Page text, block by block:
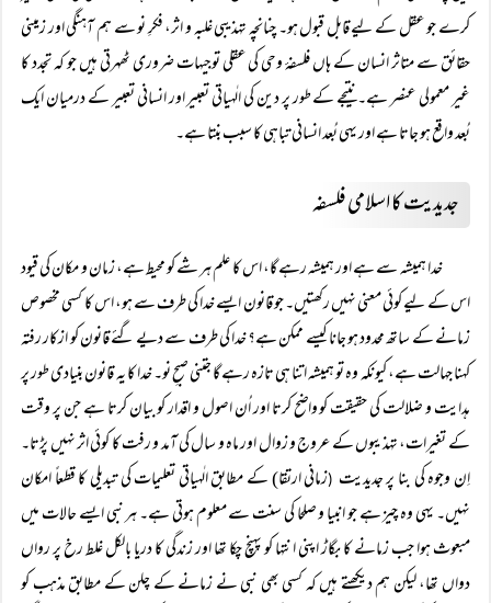
کرے جو عقل کے لیے قابل قبول ہو۔ چنانچہ تہذیبی غلبہ و اثر، فکرِ نو سے ہم آہنگی اور زمینی
حقائق سے متاثر انسان کے ہاں فلسفۂ وحی کی عقلی توجیہات ضروری ٹھہرتی ہیں جو کہ تجدد کا
غیر معمولی عنصر ہے۔ نتیجے کے طور پر دین کی الٰہیاتی تعبیر اور انسانی تعبیر کے درمیان ایک
بُعد واقع ہو جاتا ہے اور یہی بُعد انسانی تباہی کا سبب بنتا ہے۔
جدیدیت کا اسلامی فلسفہ
خدا ہمیشہ سے ہے اور ہمیشہ رہے گا، اس کا علم ہر شے کو محیط ہے، زمان و مکان کی قیود
اس کے لیے کوئی معنی نہیں رکھتیں۔ جو قانون ایسے خدا کی طرف سے ہو، اس کا کسی مخصوص
زمانے کے ساتھ محدود ہو جانا کیسے ممکن ہے؟ خدا کی طرف سے دیے گئے قانون کو ازکار رفتہ
کہنا جہالت ہے، کیونکہ وہ تو ہمیشہ اتنا ہی تازہ رہے گا جتنی صبحِ نو۔ خدا کا یہ قانون بنیادی طور پر
ہدایت و ضلالت کی حقیقت کو واضح کرتا اور اُن اصول و اقدار کو بیان کرتا ہے جن پر وقت
کے تغیرات، تہذیبوں کے عروج و زوال اور ماہ و سال کی آمد و رفت کا کوئی اثر نہیں پڑتا۔
اِن وجوہ کی بنا پر جدیدیت (زمانی ارتقا) کے مطابق الٰہیاتی تعلیمات کی تبدیلی کا قطعاً امکان
نہیں۔ یہی وہ چیز ہے جو انبیا و صلحا کی سنت سے معلوم ہوتی ہے۔ ہر نبی ایسے حالات میں
مبعوث ہوا جب زمانے کا بگاڑ اپنی انتہا کو پہنچ چکا تھا اور زندگی کا دریا بالکل غلط رخ پر رواں
دواں تھا، لیکن ہم دیکھتے ہیں کہ کسی بھی نبی نے زمانے کے چلن کے مطابق مذہب کو